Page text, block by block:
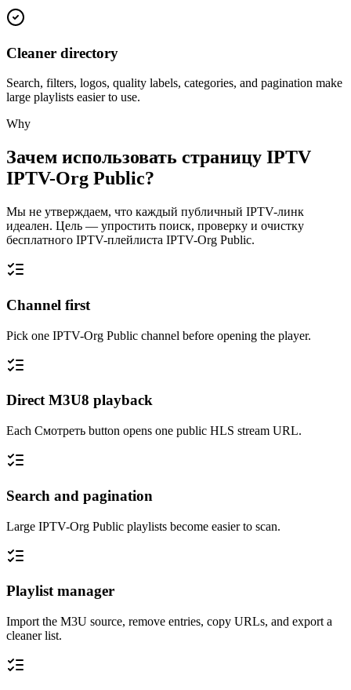
Cleaner directory
Search, filters, logos, quality labels, categories, and pagination make
large playlists easier to use.
Why
Зачем использовать страницу IPTV
IPTV-Org Public?
Мы не утверждаем, что каждый публичный IPTV-линк
идеален. Цель — упростить поиск, проверку и очистку
бесплатного IPTV-плейлиста IPTV-Org Public.
Channel first
Pick one IPTV-Org Public channel before opening the player.
Direct M3U8 playback
Each Смотреть button opens one public HLS stream URL.
Search and pagination
Large IPTV-Org Public playlists become easier to scan.
Playlist manager
Import the M3U source, remove entries, copy URLs, and export a
cleaner list.